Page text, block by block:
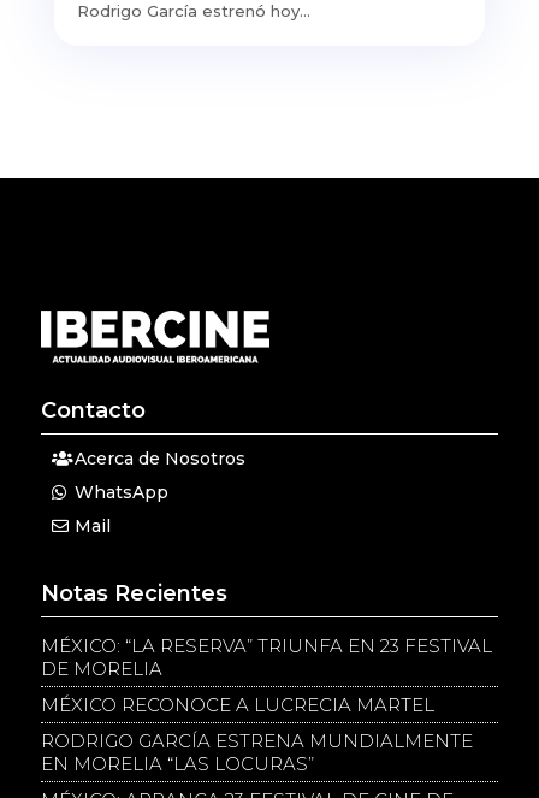
Rodrigo García estrenó hoy...
Contacto
Acerca de Nosotros
WhatsApp
Mail
Notas Recientes
MÉXICO: “LA RESERVA” TRIUNFA EN 23 FESTIVAL
DE MORELIA
MÉXICO RECONOCE A LUCRECIA MARTEL
RODRIGO GARCÍA ESTRENA MUNDIALMENTE
EN MORELIA “LAS LOCURAS”